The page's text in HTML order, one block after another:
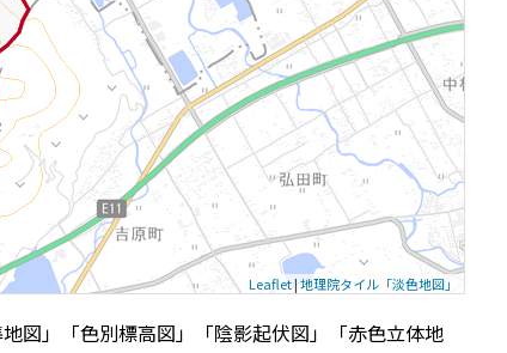
Leaflet|地理院タイル「淡色地図」
図」「色別標高図」「陰影起伏図」「赤色立体地